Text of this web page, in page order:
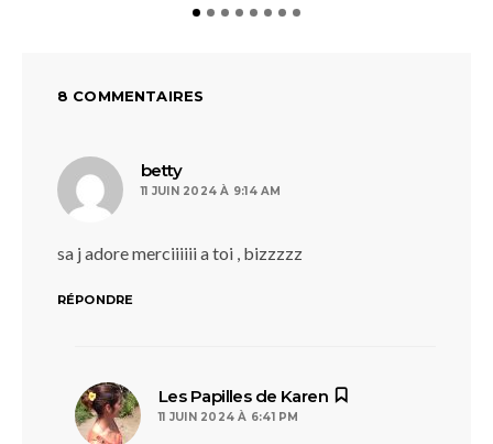
8 COMMENTAIRES
bettydit :
11 JUIN 2024 À 9:14 AM
sa j adore merciiiiii a toi , bizzzzz
RÉPONDRE
Les Papilles de Karen
11 JUIN 2024 À 6:41 PM